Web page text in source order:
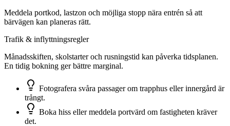
Meddela portkod, lastzon och möjliga stopp nära entrén så att
bärvägen kan planeras rätt.
Trafik & inflyttningsregler
Månadsskiften, skolstarter och rusningstid kan påverka tidsplanen.
En tidig bokning ger bättre marginal.
Fotografera svåra passager om trapphus eller innergård är
trångt.
Boka hiss eller meddela portvärd om fastigheten kräver
det.